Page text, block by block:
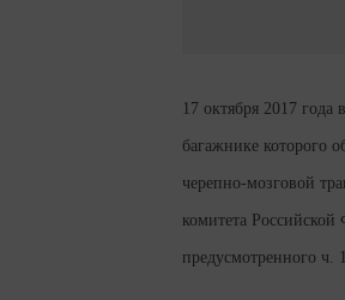
17 октября 2017
багажнике которого
черепно-мозговой
комитета
предусмотренного